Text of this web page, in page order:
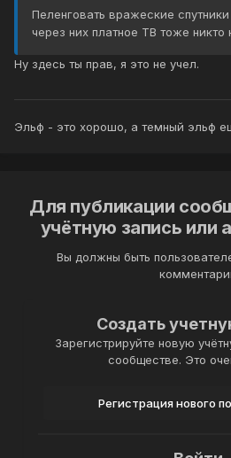
Пеленговать вражеские
через них платное ТВ тоже никто
Ну здесь ты прав, я это не учел.
Эльф - это хорошо, а темный эльф
Для публикации
учётную запись или
Вы должны быть
Создать
Зарегистрируйте новую
сообществе. Это
Регистрация нового